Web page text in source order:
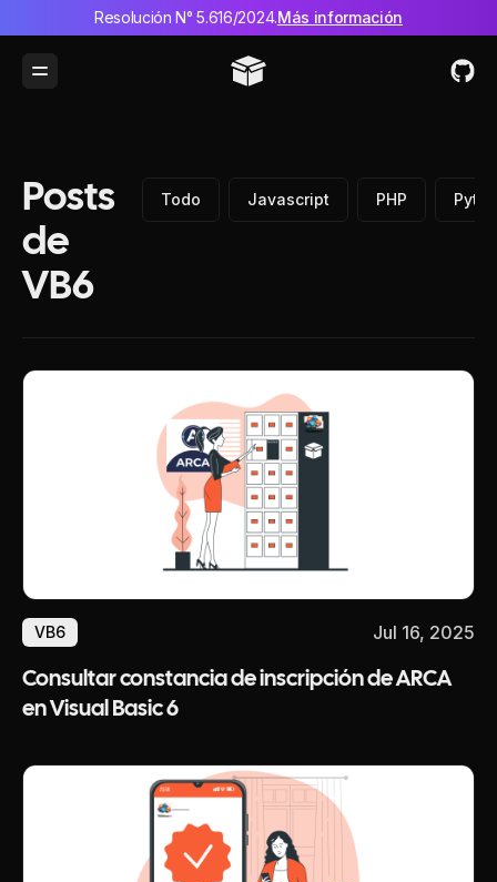
Resolución N° 5.616/2024.Más información
Toggle Menu
Posts
de
VB6
Todo Javascript PHP
VB6 Jul 16, 2025
Consultar constancia de inscripción de ARCA
en Visual Basic 6